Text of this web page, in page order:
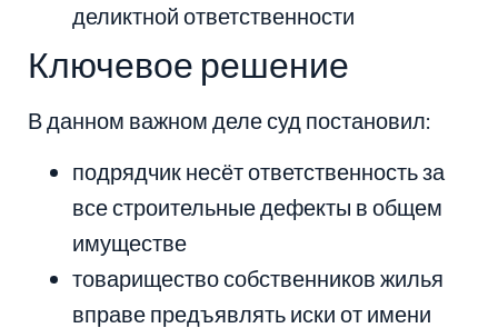
деликтной ответственности
Ключевое решение
В данном важном деле суд постановил:
подрядчик несёт ответственность за
все строительные дефекты в общем
имуществе
товарищество собственников жилья
вправе предъявлять иски от имени